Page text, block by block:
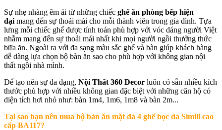
Sự nhẹ nhàng êm ái từ những chiếc ghế ăn phòng bếp hiện
đại mang đến sự thoải mái cho mỗi thành viên trong gia đình. Tựa
lưng mỗi chiếc ghế được tính toán phù hợp với vóc dáng người Việt
nhằm mang đến sự thoải mái nhất khi mọi người ngồi thưởng thức
bữa ăn. Ngoài ra với đa sạng màu sắc ghế và bàn giúp khách hàng
dễ dàng lựa chọn bộ bàn ăn sao cho phù hợp với không gian nội
thất ngôi nhà mình.
Để tạo nên sự đa dạng, Nội Thất 360 Decor luôn có sẵn nhiều kích
thước phù hợp với nhiều không gian đặc biệt với những căn hộ có
diện tích hơi nhỏ như: bàn 1m4, 1m6, 1m8 và bàn 2m...
Tại sao bạn nên mua bộ bàn ăn mặt đá 4 ghế bọc da Simili cao
cấp BA117?